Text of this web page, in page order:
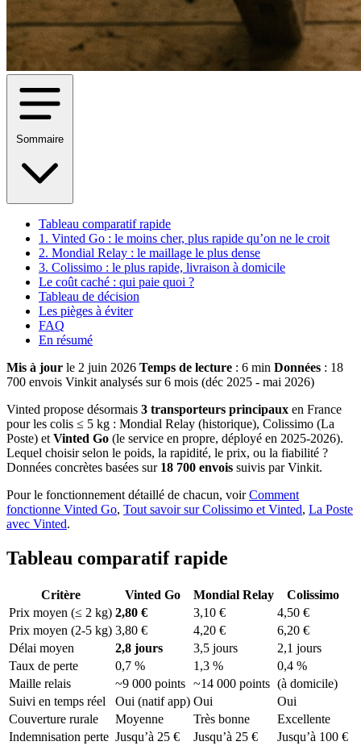
Sommaire
Tableau comparatif rapide
1. Vinted Go : le moins cher, plus rapide qu’on ne le croit
2. Mondial Relay : le maillage le plus dense
3. Colissimo : le plus rapide, livraison à domicile
Le coût caché : qui paie quoi ?
Tableau de décision
Les pièges à éviter
FAQ
En résumé
Mis à jour le 2 juin 2026 Temps de lecture : 6 min Données : 18
700 envois Vinkit analysés sur 6 mois (déc 2025 - mai 2026)
Vinted propose désormais 3 transporteurs principaux en France
pour les colis ≤ 5 kg : Mondial Relay (historique), Colissimo (La
Poste) et Vinted Go (le service en propre, déployé en 2025-2026).
Lequel choisir selon le poids, la rapidité, le prix, ou la fiabilité ?
Données concrètes basées sur 18 700 envois suivis par Vinkit.
Pour le fonctionnement détaillé de chacun, voirComment
fonctionne Vinted Go, Tout savoir sur Colissimo et Vinted, La Poste
avec Vinted.
Tableau comparatif rapide
Critère Vinted Go Mondial Relay
Colissimo
Prix moyen (≤ 2 kg) 2,80 € 3,10 €
4,50 €
Prix moyen (2-5 kg) 3,80 € 4,20 €
6,20 €
Délai moyen
2,8 jours 3,5 jours
2,1 jours
Taux de perte
0,7 % 1,3 %
0,4 %
Maille relais
~9 000 points ~14 000 points (à domicile)
Suivi en temps réel
Oui (natif app) Oui
Oui
Couverture rurale
Moyenne Très bonne
Excellente
Indemnisation perte Jusqu’à 25 € Jusqu’à 25 € Jusqu’à 100 €